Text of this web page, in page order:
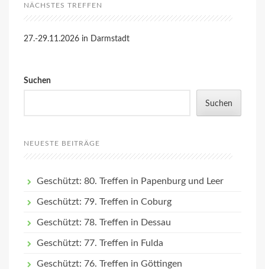
NÄCHSTES TREFFEN
27.-29.11.2026 in Darmstadt
Suchen
Suchen
NEUESTE BEITRÄGE
Geschützt: 80. Treffen in Papenburg und Leer
Geschützt: 79. Treffen in Coburg
Geschützt: 78. Treffen in Dessau
Geschützt: 77. Treffen in Fulda
Geschützt: 76. Treffen in Göttingen